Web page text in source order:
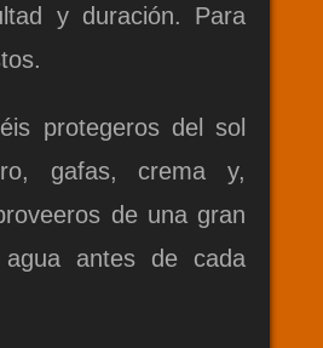
y duración. Para
protegeros del sol
gafas, crema y,
de una gran
antes de cada